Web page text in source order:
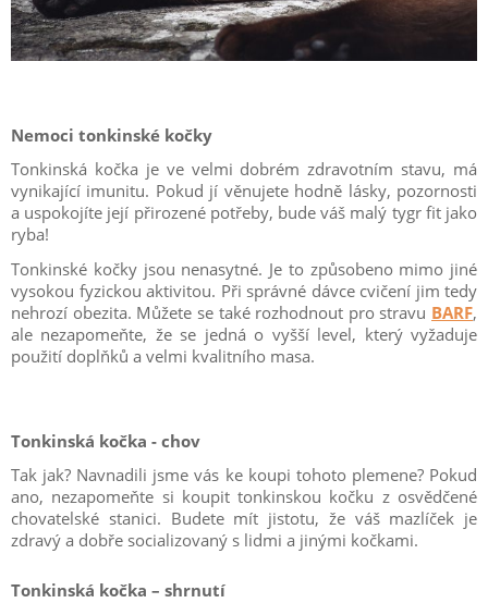
Nemoci tonkinské kočky
Tonkinská kočka je ve velmi dobrém zdravotním stavu, má
vynikající imunitu. Pokud jí věnujete hodně lásky, pozornosti
a uspokojíte její přirozené potřeby, bude váš malý tygr fit jako
ryba!
Tonkinské kočky jsou nenasytné. Je to způsobeno mimo jiné
vysokou fyzickou aktivitou. Při správné dávce cvičení jim tedy
nehrozí obezita. Můžete se také rozhodnout pro stravu BARF,
ale nezapomeňte, že se jedná o vyšší level, který vyžaduje
použití doplňků a velmi kvalitního masa.
Tonkinská kočka - chov
Tak jak? Navnadili jsme vás ke koupi tohoto plemene? Pokud
ano, nezapomeňte si koupit tonkinskou kočku z osvědčené
chovatelské stanici. Budete mít jistotu, že váš mazlíček je
zdravý a dobře socializovaný s lidmi a jinými kočkami.
Tonkinská kočka – shrnutí